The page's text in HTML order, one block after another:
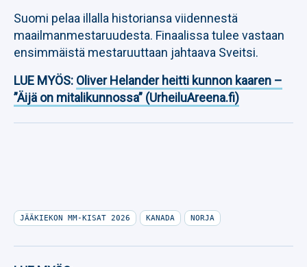
Suomi pelaa illalla historiansa viidennestä
maailmanmestaruudesta. Finaalissa tulee vastaan
ensimmäistä mestaruuttaan jahtaava Sveitsi.
LUE MYÖS: Oliver Helander heitti kunnon kaaren –
”Äijä on mitalikunnossa” (UrheiluAreena.fi)
JÄÄKIEKON MM-KISAT 2026 KANADA NORJA